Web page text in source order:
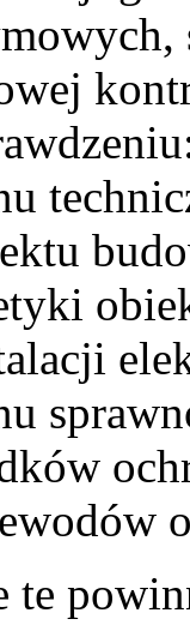
te